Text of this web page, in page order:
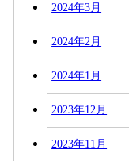
2024年3月
2024年2月
2024年1月
2023年12月
2023年11月